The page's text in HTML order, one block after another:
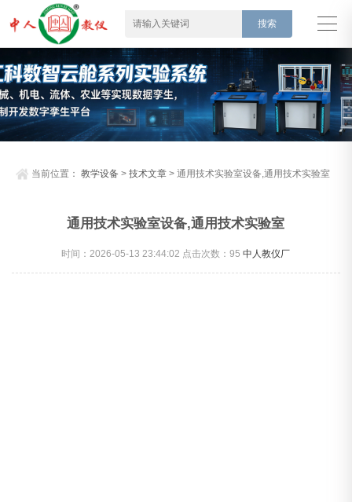
当前位置：教学设备 >技术文章 > 通用技术实验室设备,通用技术实验室
通用技术实验室设备,通用技术实验室
时间：2026-05-13 23:44:02 点击次数：95中人教仪厂